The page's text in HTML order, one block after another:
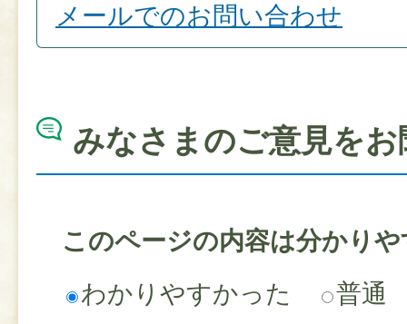
メールでのお問い合わせ
みなさまのご意見を
このページの内容は分かり
わかりやすかった
普通